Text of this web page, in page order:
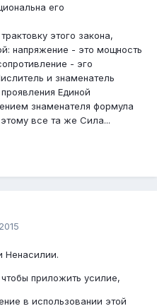
его
этого закона,
напряжение - это мощность
- эго
и знаменатель
Единой
знаменателя формула
все та же Сила...
Ненасилии.
приложить усилие,
в использовании этой